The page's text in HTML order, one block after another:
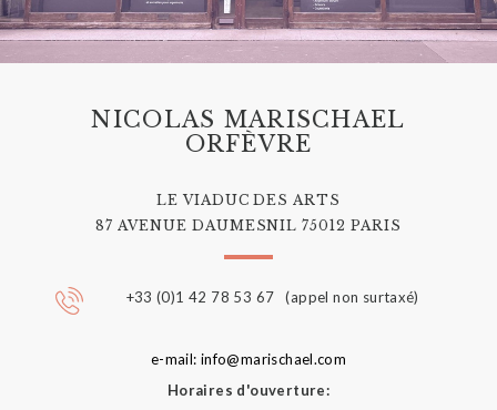
NICOLAS MARISCHAEL
ORFÈVRE
LE VIADUC DES ARTS
87 AVENUE DAUMESNIL 75012 PARIS
+33 (0)1 42 78 53 67 (appel non surtaxé)
e-mail: info@marischael.com
Horaires d'ouverture: